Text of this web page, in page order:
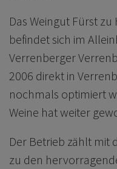
Das Weingut Fürst
befindet sich im
Verrenberger
2006 direkt in
nochmals optimiert
Weine hat weiter
Der Betrieb zählt mit
zu den